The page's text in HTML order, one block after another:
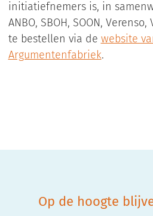
initiatiefnemers is, in
ANBO, SBOH, SOON,
te bestellen via de website
Argumentenfabriek.
Op de hoogte